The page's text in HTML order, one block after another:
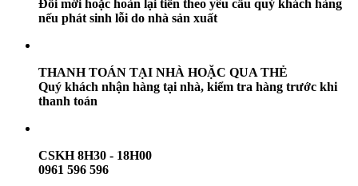
Đổi mới hoặc hoàn lại tiền theo yêu cầu quý khách hàng
nếu phát sinh lỗi do nhà sản xuất
THANH TOÁN TẠI NHÀ HOẶC QUA THẺ
Quý khách nhận hàng tại nhà, kiểm tra hàng trước khi
thanh toán
CSKH 8H30 - 18H00
0961 596 596